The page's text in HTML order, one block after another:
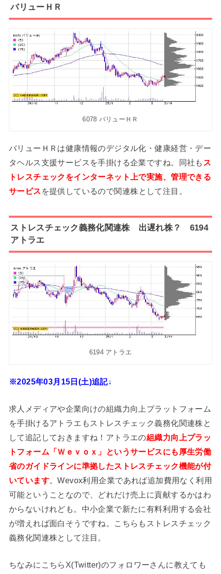
バリューＨＲ
6078 バリューＨＲ
バリューＨＲは健康情報のデジタル化・健康経営・デー
タヘルス支援サービスを手掛ける企業ですね。同社も ス
トレスチェックをインターネット上で実施、管理できる
サービス を提供しているので関連株として注目。
ストレスチェック義務化関連株 出遅れ株？ 6194
アトラエ
6194 アトラエ
※2025年03月15日(土)追記↓
求人メディアや企業向けの組織力向上プラットフォーム
を手掛けるアトラエもストレスチェック義務化関連株と
して追記しておきますね！アトラエの組織力向上プラッ
トフォーム「Ｗｅｖｏｘ」というサービスにも厚生労働
省のガイドラインに準拠したストレスチェック機能が付
いています。Wevox利用企業であれば追加費用なく利用
可能ということなので、どれだけ売上に貢献するかはわ
からないけれども。中小企業で新たに有料利用する会社
が増えれば面白そうですね。こちらもストレスチェック
義務化関連株として注目。
ちなみにこちらX(Twitter)のフォロワーさんに教えても